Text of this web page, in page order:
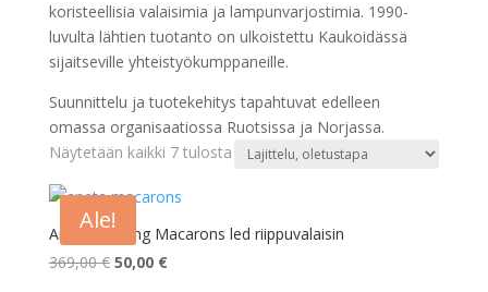
koristeellisia valaisimia ja lampunvarjostimia. 1990-
luvulta lähtien tuotanto on ulkoistettu Kaukoidässä
sijaitseville yhteistyökumppaneille.
Suunnittelu ja tuotekehitys tapahtuvat edelleen
omassa organisaatiossa Ruotsissa ja Norjassa.
Näytetään kaikki 7 tulosta
Ale!
Aneta Lighting Macarons led riippuvalaisin
369,00€ Alkuperäinen
50,00 €Nykyinen